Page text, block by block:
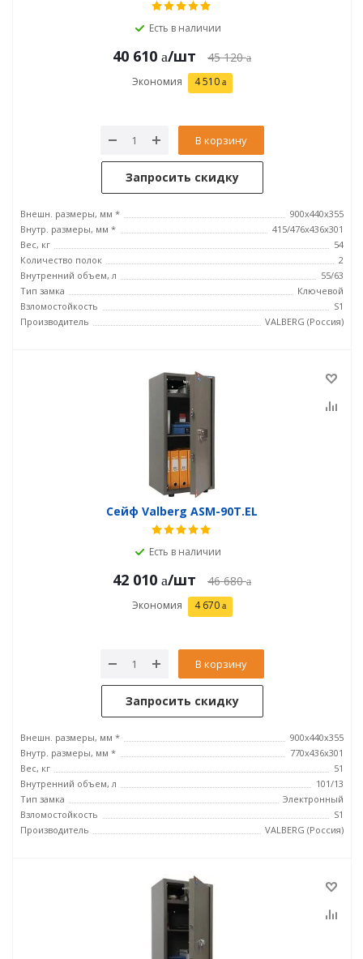
Есть в наличии
40 610 /шт 45 120
Экономия 4 510
В корзину
Запросить скидку
Внешн. размеры, мм *
900x440x355
Внутр. размеры, мм *
415/476х436х301
Вес, кг
54
Количество полок
2
Внутренний объем, л
55/63
Тип замка
Ключевой
Взломостойкость
S1
Производитель
VALBERG (Россия)
Сейф Valberg ASM-90Т.EL
Есть в наличии
42 010 /шт 46 680
Экономия 4 670
В корзину
Запросить скидку
Внешн. размеры, мм *
900x440x355
Внутр. размеры, мм *
770х436х301
Вес, кг
51
Внутренний объем, л
101/13
Тип замка
Электронный
Взломостойкость
S1
Производитель
VALBERG (Россия)